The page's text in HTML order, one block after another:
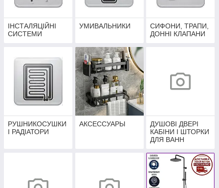
ІНСТАЛЯЦІЙНІ
СИСТЕМИ
УМИВАЛЬНИКИ
СИФОНИ, ТРАПИ,
ДОННІ КЛАПАНИ
РУШНИКОСУШКИ
І РАДІАТОРИ
АКСЕССУАРЫ
ДУШОВІ ДВЕРІ
КАБІНИ І ШТОРКИ
ДЛЯ ВАНН